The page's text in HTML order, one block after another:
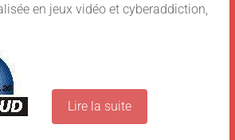
en jeux vidéo et cyberaddiction,
Lire la suite